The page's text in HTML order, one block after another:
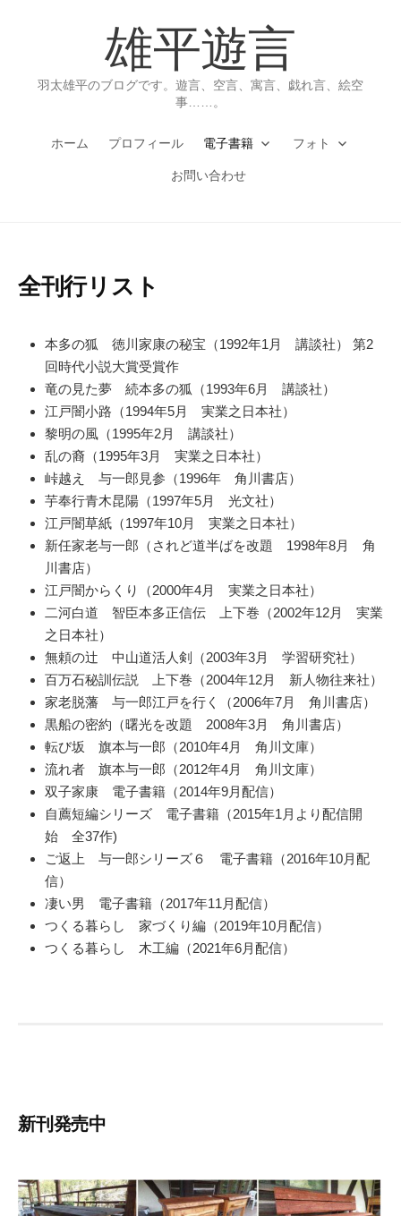
雄平遊言
羽太雄平のブログです。遊言、空言、寓言、戯れ言、絵空
事……。
ホーム プロフィール 電子書籍 フォト
お問い合わせ
全刊行リスト
本多の狐 徳川家康の秘宝（1992年1月 講談社） 第2
回時代小説大賞受賞作
竜の見た夢 続本多の狐（1993年6月 講談社）
江戸闇小路（1994年5月 実業之日本社）
黎明の風（1995年2月 講談社）
乱の裔（1995年3月 実業之日本社）
峠越え 与一郎見参（1996年 角川書店）
芋奉行青木昆陽（1997年5月 光文社）
江戸闇草紙（1997年10月 実業之日本社）
新任家老与一郎（されど道半ばを改題 1998年8月 角
川書店）
江戸闇からくり（2000年4月 実業之日本社）
二河白道 智臣本多正信伝 上下巻（2002年12月 実業
之日本社）
無頼の辻 中山道活人剣（2003年3月 学習研究社）
百万石秘訓伝説 上下巻（2004年12月 新人物往来社）
家老脱藩 与一郎江戸を行く（2006年7月 角川書店）
黒船の密約（曙光を改題 2008年3月 角川書店）
転び坂 旗本与一郎（2010年4月 角川文庫）
流れ者 旗本与一郎（2012年4月 角川文庫）
双子家康 電子書籍（2014年9月配信）
自薦短編シリーズ 電子書籍（2015年1月より配信開
始 全37作)
ご返上 与一郎シリーズ６ 電子書籍（2016年10月配
信）
凄い男 電子書籍（2017年11月配信）
つくる暮らし 家づくり編（2019年10月配信）
つくる暮らし 木工編（2021年6月配信）
新刊発売中